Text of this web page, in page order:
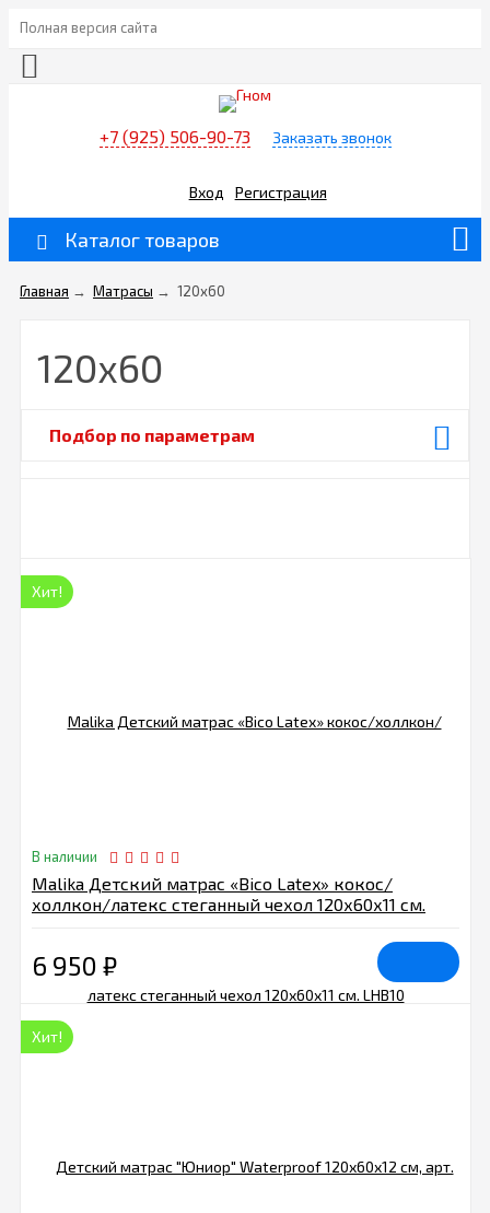
Полная версия сайта
+7 (925) 506-90-73 Заказать звонок
Вход Регистрация
Каталог товаров
Главная → Матрасы → 120х60
120х60
Подбор по параметрам
Хит!
В наличии
Malika Детский матрас «Bico Latex» кокос/
холлкон/латекс стеганный чехол 120х60х11 см.
6 950 ₽
Хит!